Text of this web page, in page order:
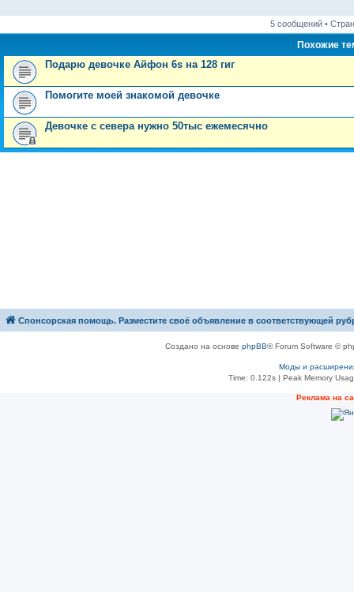
5 сообщений •
Похожие
Подарю девочке Айфон 6s на 128 гиг
Помогите моей знакомой девочке
Девочке с севера нужно 50тыс ежемесячно
Спонсорская помощь. Разместите своё объявление в соответствующей
Создано на основе phpBB® Forum Software ©
Моды и
Time: 0.122s| Peak Memory
Рeклама на